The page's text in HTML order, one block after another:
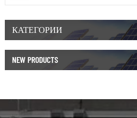
КАТЕГОРИИ
NEW PRODUCTS